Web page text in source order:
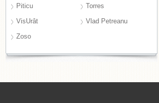
Piticu
Torres
VisUrât
Vlad Petreanu
Zoso